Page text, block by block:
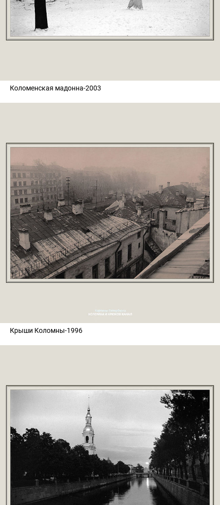
Коломенская мадонна-2003
Крыши Коломны-1996